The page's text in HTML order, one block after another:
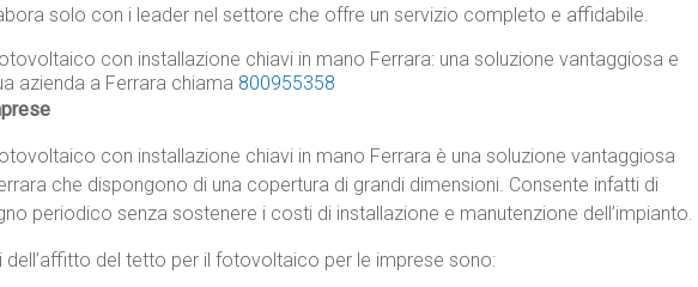
solo con i leader nel settore che offre un servizio completo e affidabile.
con installazione chiavi in mano Ferrara: una soluzione vantaggiosa e
azienda a Ferrara chiama 800955358
con installazione chiavi in mano Ferrara è una soluzione vantaggiosa
che dispongono di una copertura di grandi dimensioni. Consente infatti di
periodico senza sostenere i costi di installazione e manutenzione dell’impianto.
dell’affitto del tetto per il fotovoltaico per le imprese sono: